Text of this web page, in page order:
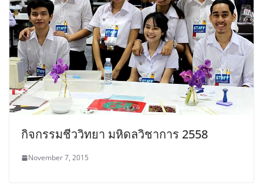
กิจกรรมชีววิทยา มหิดลวิชาการ 2558
November 7, 2015